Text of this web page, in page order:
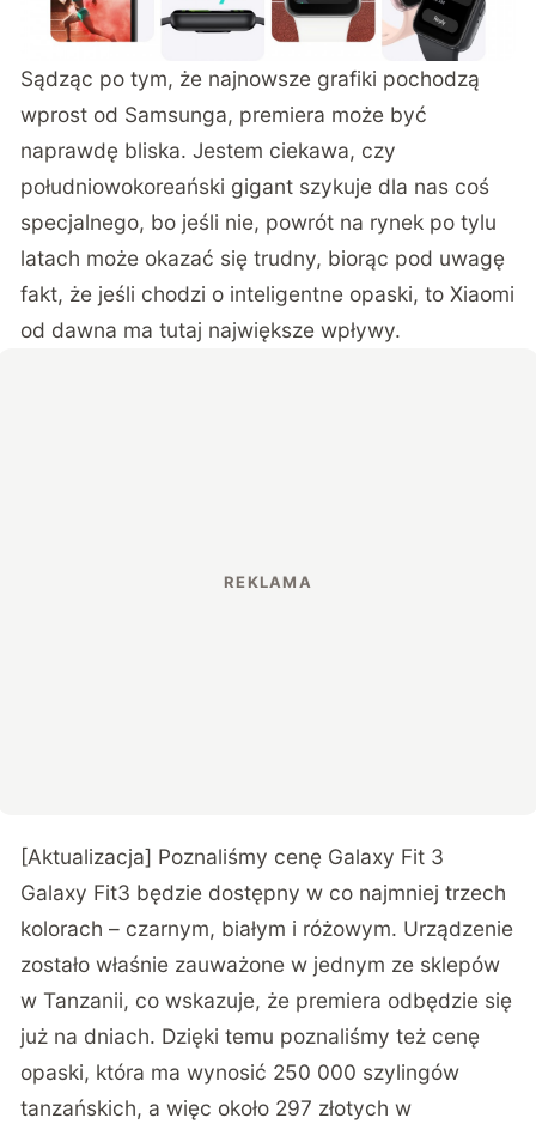
Sądząc po tym, że najnowsze grafiki pochodzą
wprost od Samsunga, premiera może być
naprawdę bliska. Jestem ciekawa, czy
południowokoreański gigant szykuje dla nas coś
specjalnego, bo jeśli nie, powrót na rynek po tylu
latach może okazać się trudny, biorąc pod uwagę
fakt, że jeśli chodzi o inteligentne opaski, to Xiaomi
od dawna ma tutaj największe wpływy.
[Aktualizacja] Poznaliśmy cenę Galaxy Fit 3
Galaxy Fit3 będzie dostępny w co najmniej trzech
kolorach – czarnym, białym i różowym. Urządzenie
zostało właśnie zauważone w jednym ze sklepów
w Tanzanii, co wskazuje, że premiera odbędzie się
już na dniach. Dzięki temu poznaliśmy też cenę
opaski, która ma wynosić 250 000 szylingów
tanzańskich, a więc około 297 złotych w